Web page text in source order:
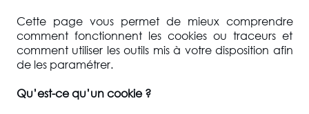
Cette page vous permet de mieux comprendre
comment fonctionnent les cookies ou traceurs et
comment utiliser les outils mis à votre disposition afin
de les paramétrer.
Qu’est-ce qu’un cookie ?